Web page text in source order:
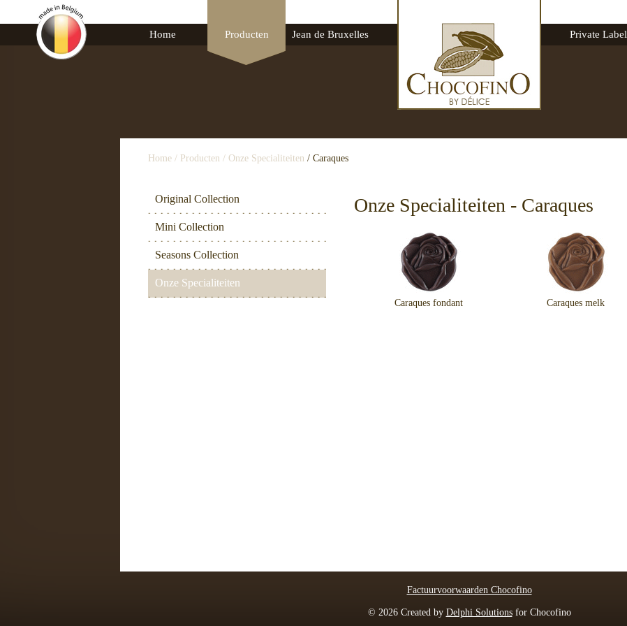
Home Producten Jean de Bruxelles Private Label
Home / Producten / Onze Specialiteiten / Caraques
Original Collection
Mini Collection
Seasons Collection
Onze Specialiteiten
Onze Specialiteiten - Caraques
Caraques fondant Caraques melk
Factuurvoorwaarden Chocofino
© 2026 Created by Delphi Solutionsfor Chocofino